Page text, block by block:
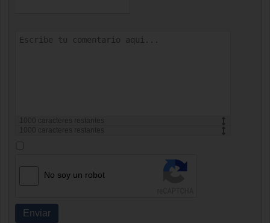
caracteres restantes
caracteres restantes
No soy un robot
Enviar